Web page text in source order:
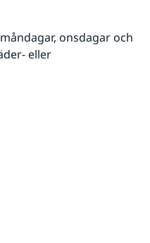
onsdagar och
eller